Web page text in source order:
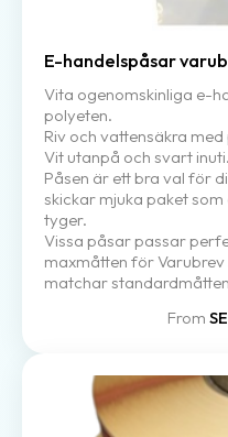
E-handelspåsar
Vita ogenomskinliga e-
polyeten.
Riv och vattensäkra
Vit utanpå och svart inuti.
Påsen är ett bra val för
skickar mjuka paket
tyger.
Vissa påsar passar
maxmåtten för
matchar
From